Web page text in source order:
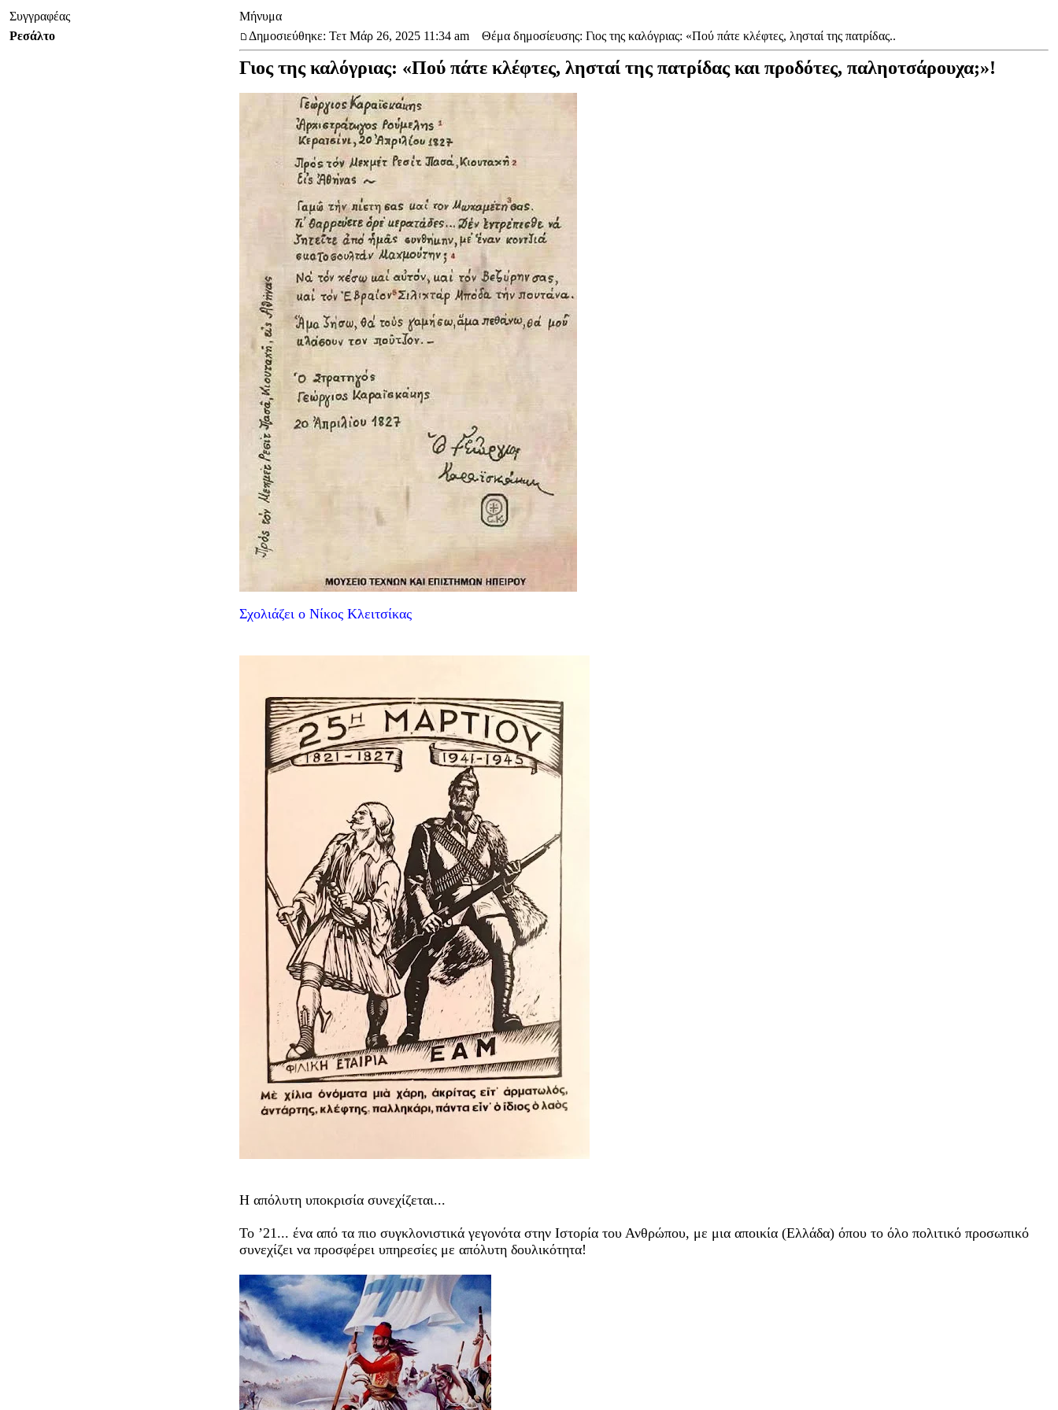
Συγγραφέας
Μήνυμα
Ρεσάλτο
Δημοσιεύθηκε: Τετ Μάρ 26, 2025 11:34 am Θέμα δημοσίευσης: Γιος της καλόγριας: «Πού πάτε κλέφτες, λησταί της πατρίδας..
Γιος της καλόγριας: «Πού πάτε κλέφτες, λησταί της πατρίδας και προδότες, παληοτσάρουχα;»!
Σχολιάζει ο Νίκος Κλειτσίκας
Η απόλυτη υποκρισία συνεχίζεται...
Το ’21... ένα από τα πιο συγκλονιστικά γεγονότα στην Ιστορία του Ανθρώπου, με μια αποικία (Ελλάδα) όπου το όλο πολιτικό προσωπικό
συνεχίζει να προσφέρει υπηρεσίες με απόλυτη δουλικότητα!